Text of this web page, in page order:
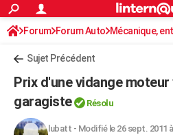
ACTUALITÉS
Politique
Société
Faits Divers
Education
Monde
Villes
+
Programme TV
Streaming
Sorties cinéma
FINANCE
Retraite
Impôts
Epargne
Immobilier
Risques naturels par ville
Banque
Assurance
Crédit
AUTO
Forum Forum Auto Mécanique,
Sujet Précédent
Prix d'une vidange
garagiste
Résolu
lubatt - Modifié le 26 sept. 2011